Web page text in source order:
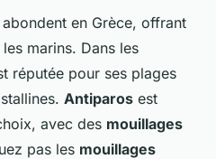
abondent en Grèce, offrant
marins. Dans les
réputée pour ses plages
Antiparos est
avec des mouillages
pas les mouillages